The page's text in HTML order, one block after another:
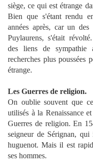
siège, ce qui est étrange
Bien que s'étant rendu
années après, car un
Puylaurens, s'était
des liens de sympathie
recherches plus poussées
étrange.
Les Guerres de religion.
On oublie souvent que
utilisés à la Renaissance
Guerres de religion. En
seigneur de Sérignan,
huguenot. Mais il est
ses hommes.